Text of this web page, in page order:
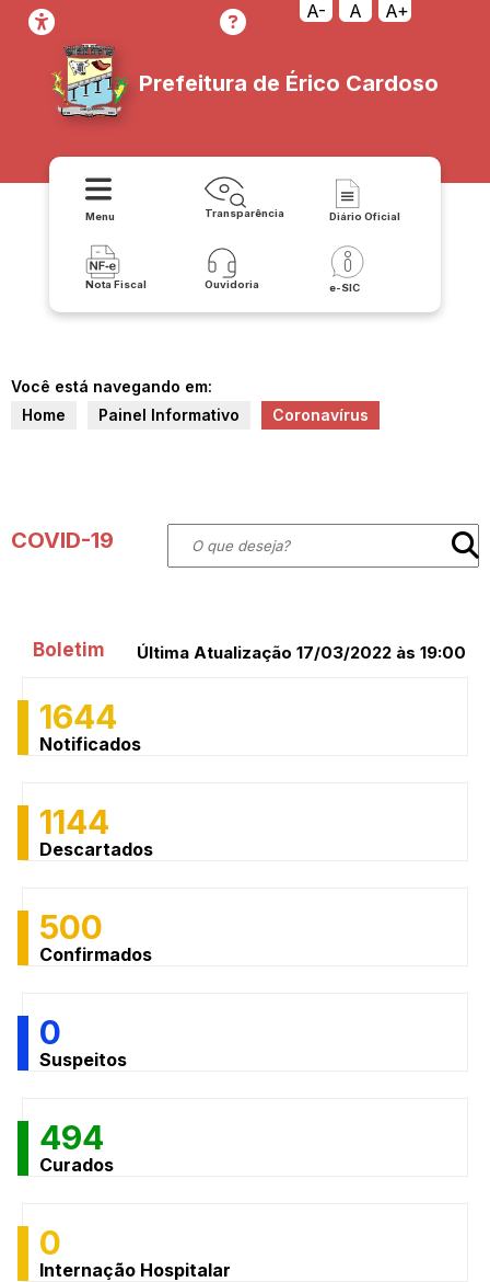
A- A A+
Prefeitura de Érico Cardoso
Menu Transparência Diário Oficial
Nota Fiscal Ouvidoria e-SIC
Você está navegando em:
Home
Painel Informativo Coronavírus
COVID-19
Boletim Última Atualização 17/03/2022 às 19:00
1644
Notificados
1144
Descartados
500
Confirmados
0
Suspeitos
494
Curados
0
Internação Hospitalar